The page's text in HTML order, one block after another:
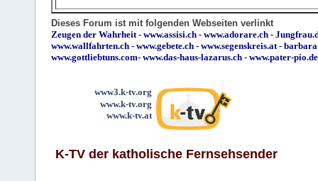
Dieses Forum ist mit folgenden Webseiten verlinkt
Zeugen der Wahrheit- www.assisi.ch - www.adorare.ch -
www.wallfahrten.ch - www.gebete.ch - www.segenskreis.at-
www.gottliebtuns.com- www.das-haus-lazarus.ch - www.pater-pio.de
www3.k-tv.org
www.k-tv.org
www.k-tv.at
K-TV der katholische Fernsehsender